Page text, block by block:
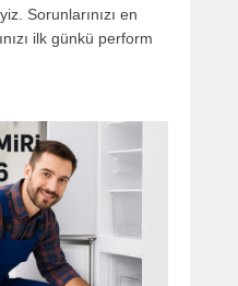
Sorunlarınızı en
ilk günkü perform